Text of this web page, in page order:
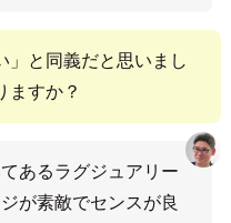
」と同義だと思いまし
ますか？
あるラグジュアリー
が素敵でセンスが良